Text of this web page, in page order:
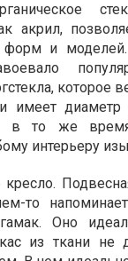
акрил,
форм и
которое
имеет
в то же
интерьеру
кресло.
то
Оно
из ткани не